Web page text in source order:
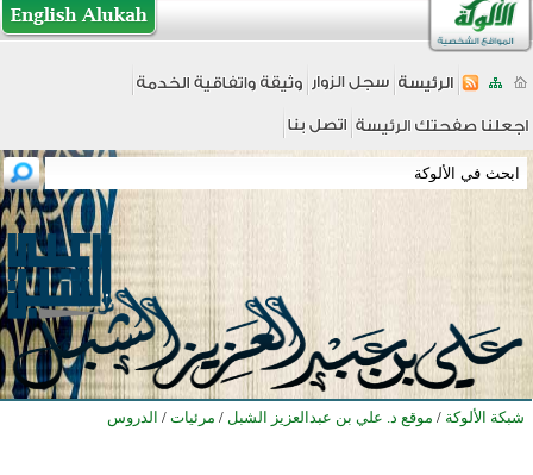
شبكة الألوكة / موقع د. علي بن عبدالعزيز الشبل / مرئيات / الدروس